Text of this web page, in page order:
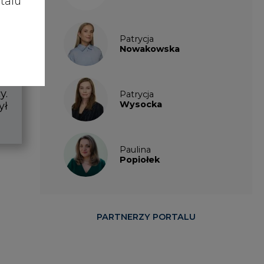
PARTNERZY PORTALU